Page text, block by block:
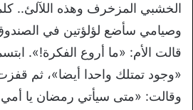
الخشبي المزخرف وهذه اللآلئ..
وصيامي سأضع لؤلؤتين في
قالت الأم: «ما أروع الفكرة!».
«وجود تمتلك واحدا أيضا»، ثم
وقالت: «متى سيأتي رمضان يا أمي